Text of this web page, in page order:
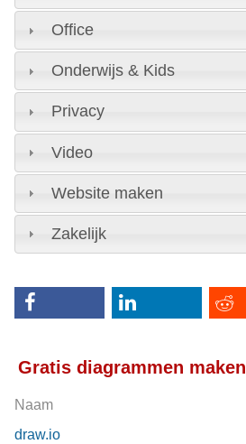
Office
Onderwijs & Kids
Privacy
Video
Website maken
Zakelijk
Gratis diagrammen maken
Naam
draw.io